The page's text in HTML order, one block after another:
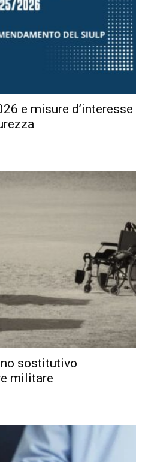
e misure d’interesse
sostitutivo
militare